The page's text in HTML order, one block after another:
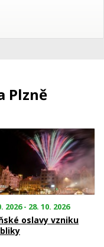
Plzně
2026 - 28. 10. 2026
oslavy vzniku